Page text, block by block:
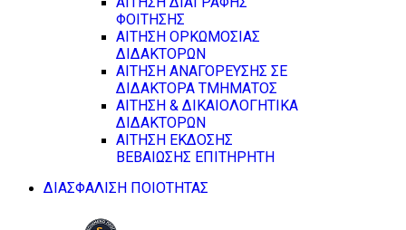
ΦΟΙΤΗΣΗΣ
ΑΙΤΗΣΗ ΟΡΚΩΜΟΣΙΑΣ
ΔΙΔΑΚΤΟΡΩΝ
ΑΙΤΗΣΗ ΑΝΑΓΟΡΕΥΣΗΣ ΣΕ
ΔΙΔΑΚΤΟΡΑ ΤΜΗΜΑΤΟΣ
ΑΙΤΗΣΗ & ΔΙΚΑΙΟΛΟΓΗΤΙΚΑ
ΔΙΔΑΚΤΟΡΩΝ
ΑΙΤΗΣΗ ΕΚΔΟΣΗΣ
ΒΕΒΑΙΩΣΗΣ ΕΠΙΤΗΡΗΤΗ
ΔΙΑΣΦΑΛΙΣΗ ΠΟΙΟΤΗΤΑΣ